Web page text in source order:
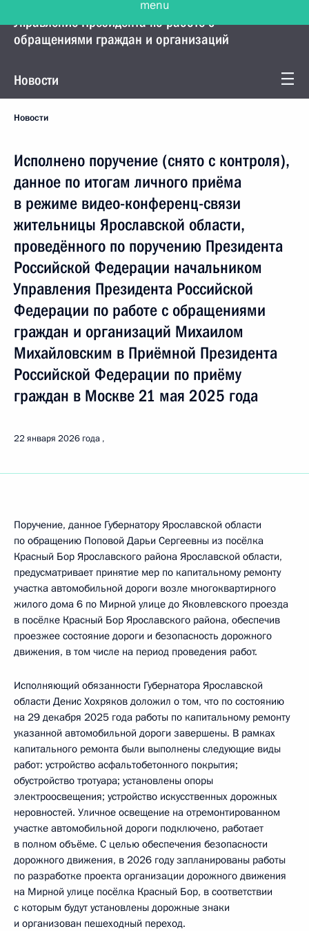
Управление Президента по работе с
обращениями граждан и организаций
Новости
Новости
Исполнено поручение (снято с контроля),
данное по итогам личного приёма
в режиме видео-конференц-связи
жительницы Ярославской области,
проведённого по поручению Президента
Российской Федерации начальником
Управления Президента Российской
Федерации по работе с обращениями
граждан и организаций Михаилом
Михайловским в Приёмной Президента
Российской Федерации по приёму
граждан в Москве 21 мая 2025 года
22 января 2026 года
Поручение, данное Губернатору Ярославской области
по обращению Поповой Дарьи Сергеевны из посёлка
Красный Бор Ярославского района Ярославской области,
предусматривает принятие мер по капитальному ремонту
участка автомобильной дороги возле многоквартирного
жилого дома 6 по Мирной улице до Яковлевского проезда
в посёлке Красный Бор Ярославского района, обеспечив
проезжее состояние дороги и безопасность дорожного
движения, в том числе на период проведения работ.
Исполняющий обязанности Губернатора Ярославской
области Денис Хохряков доложил о том, что по состоянию
на 29 декабря 2025 года работы по капитальному ремонту
указанной автомобильной дороги завершены. В рамках
капитального ремонта были выполнены следующие виды
работ: устройство асфальтобетонного покрытия;
обустройство тротуара; установлены опоры
электроосвещения; устройство искусственных дорожных
неровностей. Уличное освещение на отремонтированном
участке автомобильной дороги подключено, работает
в полном объёме. С целью обеспечения безопасности
дорожного движения, в 2026 году запланированы работы
по разработке проекта организации дорожного движения
на Мирной улице посёлка Красный Бор, в соответствии
с которым будут установлены дорожные знаки
и организован пешеходный переход.